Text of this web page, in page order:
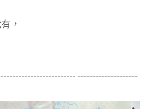
，
--------------------